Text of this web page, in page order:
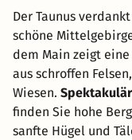
Der Taunus
schöne
dem Main zeigt
aus schroffen
Wiesen.
finden Sie hohe
sanfte Hügel und